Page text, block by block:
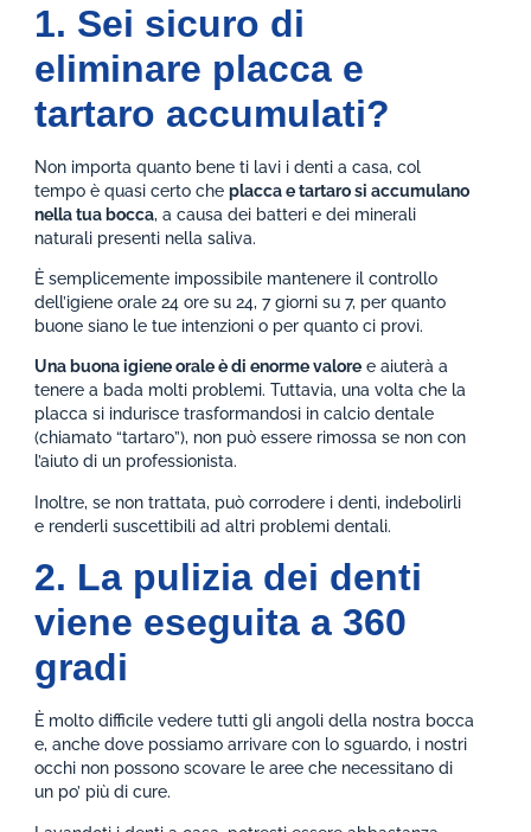
1. Sei sicuro di
eliminare placca e
tartaro accumulati?
Non importa quanto bene ti lavi i denti a casa, col
tempo è quasi certo cheplacca e tartaro si accumulano
nella tua bocca, a causa dei batteri e dei minerali
naturali presenti nella saliva.
È semplicemente impossibile mantenere il controllo
dell’igiene orale 24 ore su 24, 7 giorni su 7, per quanto
buone siano le tue intenzioni o per quanto ci provi.
Una buona igiene orale è di enorme valore e aiuterà a
tenere a bada molti problemi. Tuttavia, una volta che la
placca si indurisce trasformandosi in calcio dentale
(chiamato “tartaro”), non può essere rimossa se non con
l’aiuto di un professionista.
Inoltre, se non trattata, può corrodere i denti, indebolirli
e renderli suscettibili ad altri problemi dentali.
2. La pulizia dei denti
viene eseguita a 360
gradi
È molto difficile vedere tutti gli angoli della nostra bocca
e, anche dove possiamo arrivare con lo sguardo, i nostri
occhi non possono scovare le aree che necessitano di
un po’ più di cure.